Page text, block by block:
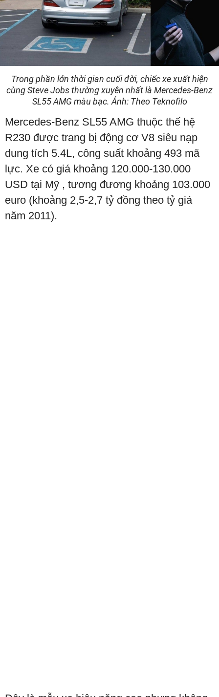
Trong phần lớn thời gian cuối đời, chiếc xe xuất hiện
cùng Steve Jobs thường xuyên nhất là Mercedes-Benz
SL55 AMG màu bạc. Ảnh: Theo Teknofilo
Mercedes-Benz SL55 AMG thuộc thế hệ
R230 được trang bị động cơ V8 siêu nạp
dung tích 5.4L, công suất khoảng 493 mã
lực. Xe có giá khoảng 120.000-130.000
USD tại Mỹ , tương đương khoảng 103.000
euro (khoảng 2,5-2,7 tỷ đồng theo tỷ giá
năm 2011).